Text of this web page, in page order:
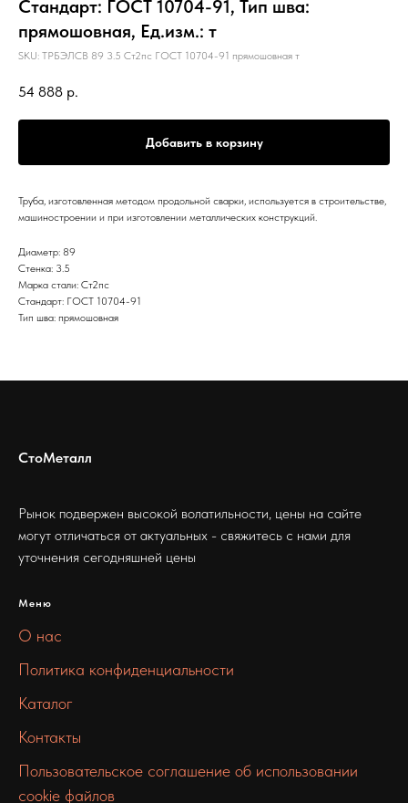
Стандарт: ГОСТ 10704-91, Тип шва:
прямошовная, Ед.изм.: т
SKU: ТРБЭЛСВ 89 3.5 Ст2пс ГОСТ 10704-91 прямошовная т
54 888 р.
Добавить в корзину
Труба, изготовленная методом продольной сварки, используется в строительстве,
машиностроении и при изготовлении металлических конструкций.
Диаметр: 89
Стенка: 3.5
Марка стали: Ст2пс
Стандарт: ГОСТ 10704-91
Тип шва: прямошовная
СтоМеталл
Рынок подвержен высокой волатильности, цены на сайте
могут отличаться от актуальных - свяжитесь с нами для
уточнения сегодняшней цены
Меню
О нас
Политика конфиденциальности
Каталог
Контакты
Пользовательское соглашение об использовании
cookie файлов